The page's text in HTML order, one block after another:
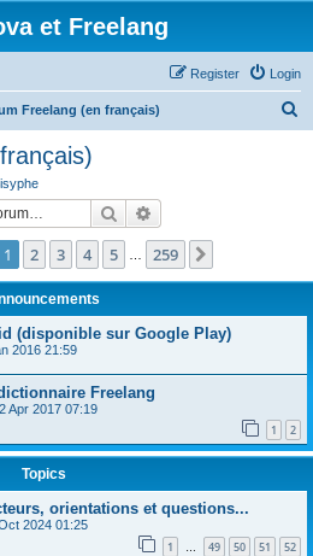
et Freelang
Login
Register
Freelang (en français)
Search
1of 259
1 2 3 4 5 259
(disponible sur Google Play)
2016 21:59
Freelang
Apr 2017 07:19
1 2
Topics
orientations et questions...
2024 01:25
1 … 49 50 51 52